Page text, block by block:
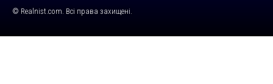
© Realnist.com. Всі права захищені.